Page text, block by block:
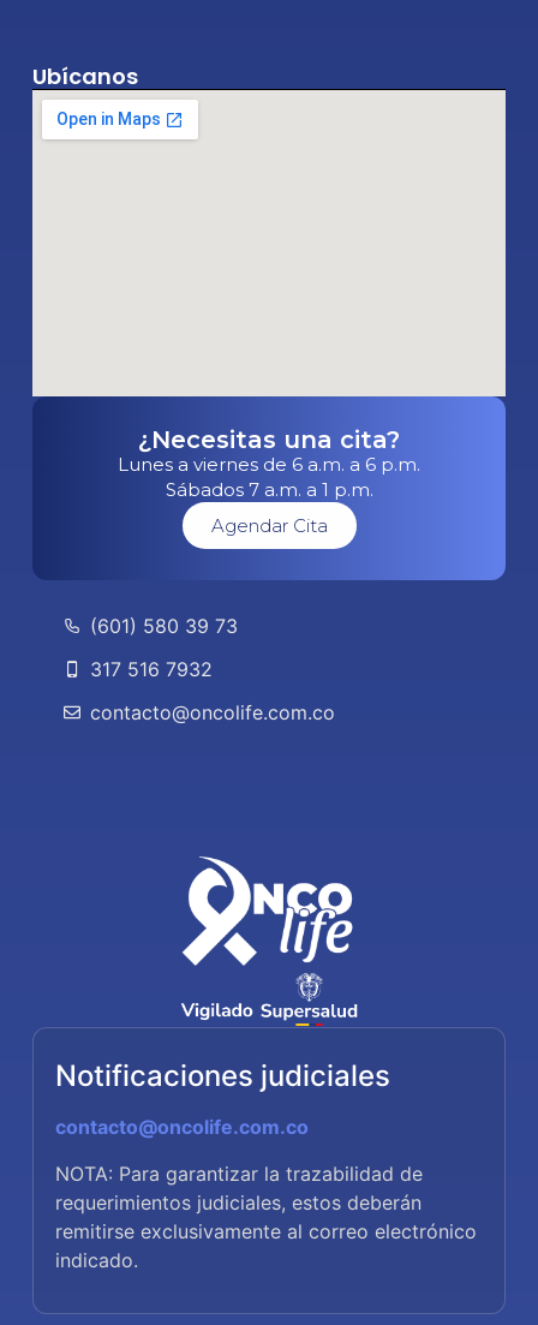
Notificaciones judiciales
contacto@oncolife.com.co
NOTA: Para garantizar la trazabilidad de
requerimientos judiciales, estos deberán
remitirse exclusivamente al correo electrónico
indicado.
Ubícanos
¿Necesitas una cita?
Lunes a viernes de 6 a.m. a 6 p.m.
Sábados 7 a.m. a 1 p.m.
Agendar Cita
(601) 580 39 73
317 516 7932
contacto@oncolife.com.co